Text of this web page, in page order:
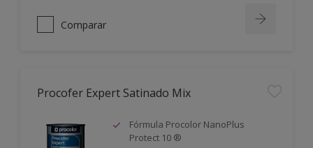
Comparar
Procofer Expert Satinado Mix
Fórmula Procolor NanoPlus
Protect 10 ®